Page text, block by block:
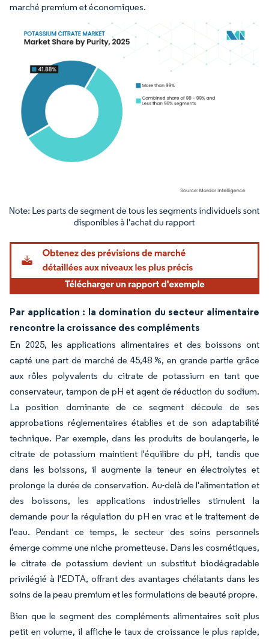
marché premium et économiques.
Image © Mordor Intelligence. La réutilisation nécessite une attribution sous CC BY
Par application : la domination du secteur alimentaire
rencontre la croissance des compléments
En 2025, les applications alimentaires et des boissons ont
capté une part de marché de 45,48 %, en grande partie grâce
aux rôles polyvalents du citrate de potassium en tant que
conservateur, tampon de pH et agent de réduction du sodium.
La position dominante de ce segment découle de ses
approbations réglementaires établies et de son adaptabilité
technique. Par exemple, dans les produits de boulangerie, le
citrate de potassium maintient l'équilibre du pH, tandis que
dans les boissons, il augmente la teneur en électrolytes et
prolonge la durée de conservation. Au-delà de l'alimentation et
des boissons, les applications industrielles stimulent la
demande pour la régulation du pH en vrac et le traitement de
l'eau. Pendant ce temps, le secteur des soins personnels
émerge comme une niche prometteuse. Dans les cosmétiques,
le citrate de potassium devient un substitut biodégradable
privilégié à l'EDTA, offrant des avantages chélatants dans les
soins de la peau premium et les formulations de beauté propre.
Bien que le segment des compléments alimentaires soit plus
petit en volume, il affiche le taux de croissance le plus rapide,